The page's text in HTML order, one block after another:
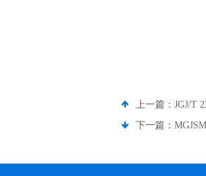
上一篇： JGJ/T
下一篇：